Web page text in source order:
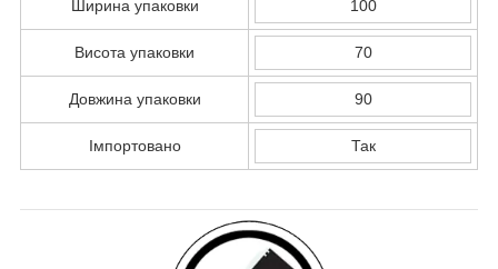
Ширина упаковки 100
Висота упаковки 70
Довжина упаковки 90
Імпортовано Так